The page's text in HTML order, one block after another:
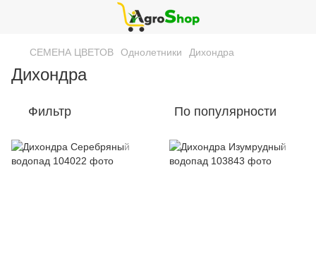
СЕМЕНА ЦВЕТОВ Однолетники Дихондра
Дихондра
Фильтр По популярности